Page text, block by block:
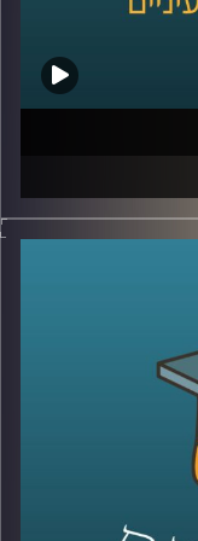
רייכמן,
ברחבי העולם,
ורומא ועד
הוא רואה
מקבלים
דרמטיות סביב
איראן, ואפילו
כדי להזיז את
מחירי האנרגיה,
של כולנו?
מושפעות מכל